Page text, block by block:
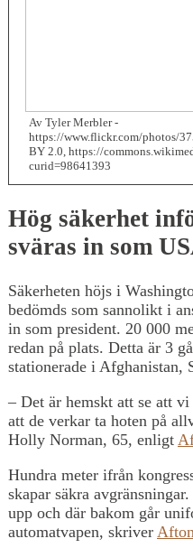
Av Tyler Merbler -
https://www.flickr.com/photos/
BY 2.0, https://
curid=98641393
Hög säkerhet
sväras in som
Säkerheten höjs i
bedömds som sannolikt i
in som president. 20 000
redan på plats. Detta är 3
stationerade i Afghanistan,
– Det är hemskt att se att
att de verkar ta hoten på
Holly Norman, 65, enligt
Hundra meter ifrån
skapar säkra
upp och där bakom går
automatvapen, skriver